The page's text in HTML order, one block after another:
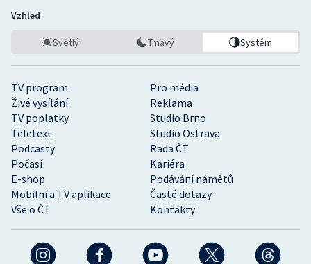
TV program
Pro média
Živé vysílání
Reklama
TV poplatky
Studio Brno
Teletext
Studio Ostrava
Podcasty
Rada ČT
Počasí
Kariéra
E-shop
Podávání námětů
Mobilní a TV aplikace
Časté dotazy
Vše o ČT
Kontakty
Vzhled
Světlý Tmavý Systém